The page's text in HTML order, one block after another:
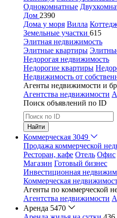
Однокомнатные
Дом 2390
Дома у моря Вилла
Земельные участки 615
Элитная недвижимость
Элитные квартиры
Недорогая недвижимость
Недорогие квартиры
Недвижимость от
Агенты недвижимости и
Агентства недвижимости
Поиск объявлений по ID
Найти
Коммерческая 3049
Продажа коммерческой
Ресторан, кафе Отель Офис
Магазин Готовый бизнес
Инвестиционная
Коммерческая
Агенты по коммерческой
Агентства недвижимости
Аренда 5470